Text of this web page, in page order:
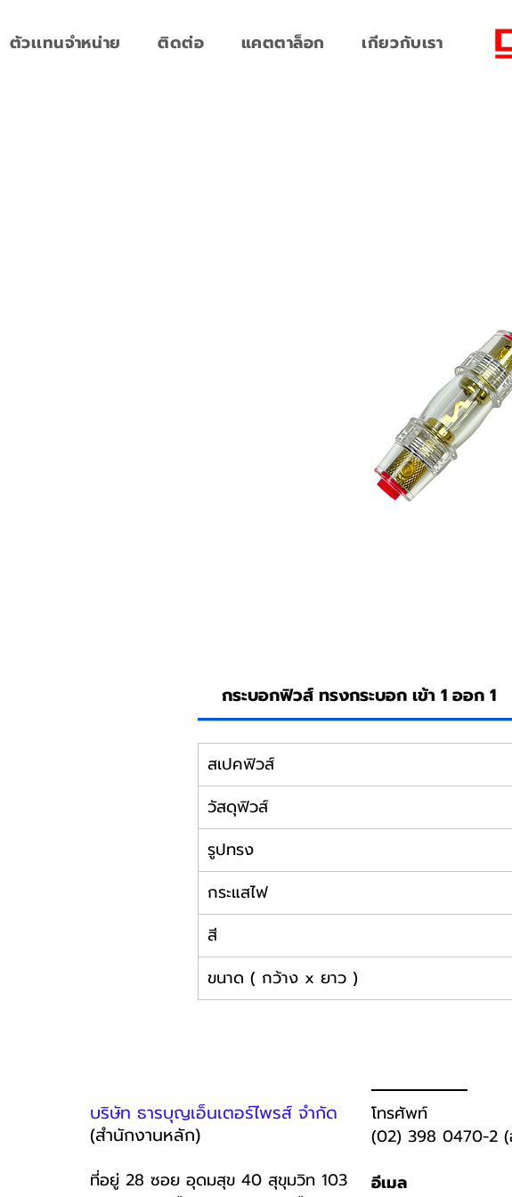
ตัวเเทนจำหน่าย ติดต่อ แคตตาล็อก เกียวกับเรา
กระบอกฟิวส์ ทรงกระบอก เข้า 1 ออก 1
สเปคฟิวส์
วัสดุฟิวส์
รูปทรง
กระแสไฟ
สี
ขนาด ( กว้าง x ยาว )
บริษัท ธารบุญเอ็นเตอร์ไพรส์ จำกัด
(สำนักงานหลัก)
ที่อยู่ 28 ซอย อุดมสุข 40 สุขุมวิท 103
โทรศัพท์
(02) 398 0470-2
อีเมล